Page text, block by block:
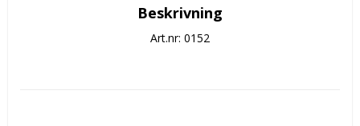
Beskrivning
Art.nr: 0152